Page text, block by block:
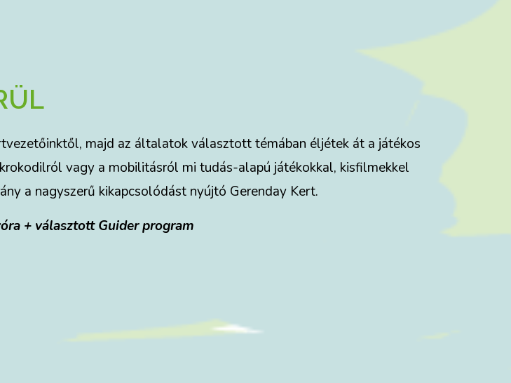
majd az általatok választott témában éljétek át a játékos
vagy a mobilitásról mi tudás-alapú játékokkal, kisfilmekkel
a nagyszerű kikapcsolódást nyújtó Gerenday Kert.
+ választott Guider program